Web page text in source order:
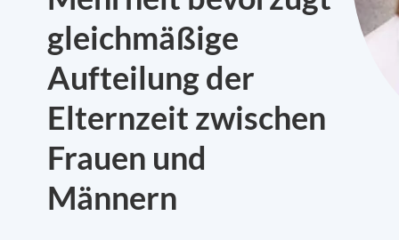
gleichmäßige
Aufteilung der
Elternzeit zwischen
Frauen und
Männern